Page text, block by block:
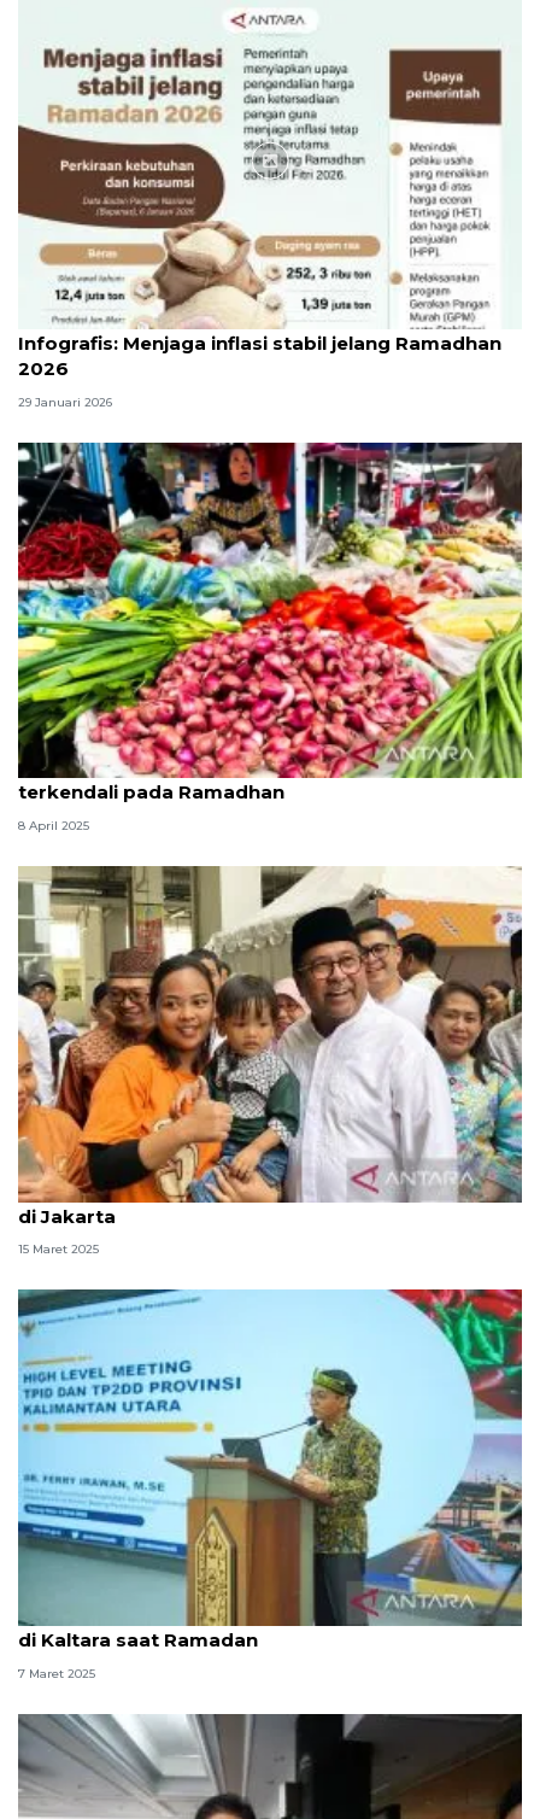
Infografik
Infografis: Menjaga inflasi stabil jelang Ramadhan
2026
29 Januari 2026
BPS DKI sebut harga bawang merah lebih
terkendali pada Ramadhan
8 April 2025
Rano yakin mudik gratis juga mampu tekan inflasi
di Jakarta
15 Maret 2025
Pemerintah siapkan program pengendalian harga
di Kaltara saat Ramadan
7 Maret 2025